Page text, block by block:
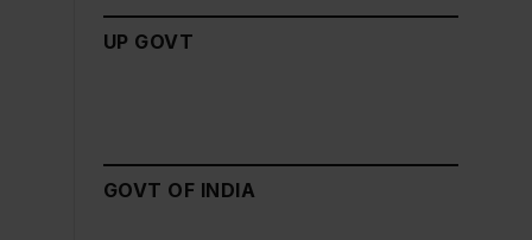
UP GOVT
GOVT OF INDIA